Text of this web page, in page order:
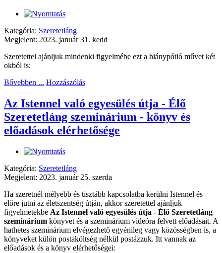
Kategória: Szeretetláng
Megjelent: 2023. január 31. kedd
Szeretettel ajánljuk mindenki figyelmébe ezt a hiánypótló művet két
okból is:
Bővebben ... Hozzászólás
Az Istennel való egyesülés útja - Élő
Szeretetláng szeminárium - könyv és
előadások elérhetősége
Kategória: Szeretetláng
Megjelent: 2023. január 25. szerda
Ha szeretnél mélyebb és tisztább kapcsolatba kerülni Istennel és
előre jutni az életszentség útján, akkor szeretettel ajánljuk
figyelmetekbe Az Istennel való egyesülés útja - Élő Szeretetláng
szeminárium könyvet és a szeminárium videóra felvett előadásait. A
hathetes szeminárium elvégezhető egyénileg vagy közösségben is, a
könyveket külön postaköltség nélkül postázzuk. Itt vannak az
előadások és a könyv elérhetőségei: